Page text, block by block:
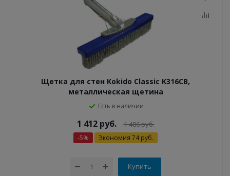
Щетка для стен Kokido Classic K316CB,
металлическая щетина
Есть в наличии
1 412руб. 1 486руб.
-5% Экономия 74 руб.
Купить